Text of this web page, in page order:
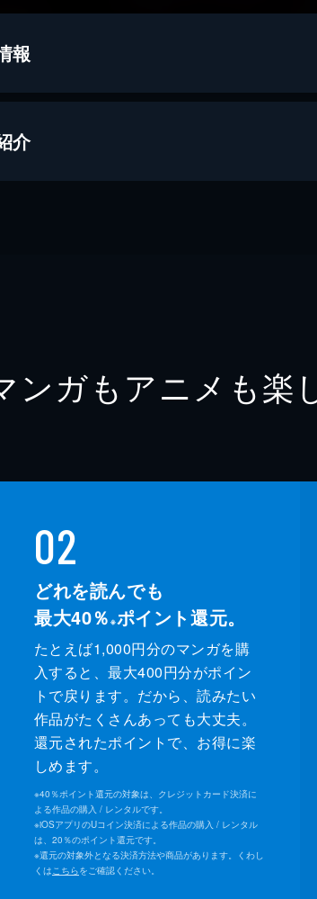
報
介
ンガもアニメも楽
02
どれを読んでも
最大40％ ※ポイント還元。
たとえば1,000円分のマンガを購
入すると、最大400円分がポイン
トで戻ります。だから、読みたい
作品がたくさんあっても大丈夫。
還元されたポイントで、お得に楽
しめます。
※40％ポイント還元の対象は、クレジットカード決済に
よる作品の購入 / レンタルです。
※iOSアプリのUコイン決済による作品の購入 / レンタル
は、20％のポイント還元です。
※還元の対象外となる決済方法や商品があります。くわし
くはこちらをご確認ください。